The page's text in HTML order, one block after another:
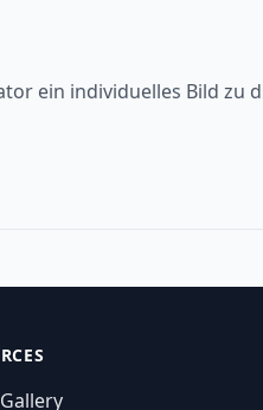
ein individuelles Bild zu